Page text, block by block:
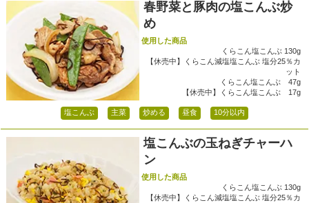
春野菜と豚肉の塩こんぶ炒
め
使用した商品
くらこん塩こんぶ 130g
【休売中】くらこん減塩塩こんぶ 塩分25％カ
ット
くらこん塩こんぶ 47g
【休売中】くらこん塩こんぶ 17g
塩こんぶ 主菜 炒める 昼食 10分以内
塩こんぶの玉ねぎチャーハ
ン
使用した商品
くらこん塩こんぶ 130g
【休売中】くらこん減塩塩こんぶ 塩分25％カ